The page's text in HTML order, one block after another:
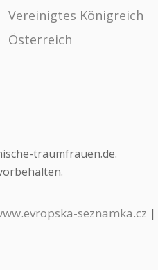
Vereinigtes Königreich
Österreich
traumfrauen.de.
seznamka.cz |